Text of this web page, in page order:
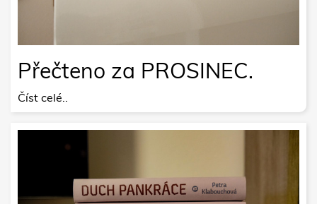
Přečteno za PROSINEC.
Číst celé..